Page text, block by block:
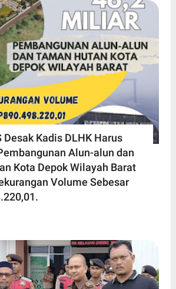
Desak Kadis DLHK Harus
Alun-alun dan
Kota Depok Wilayah Barat
Volume Sebesar